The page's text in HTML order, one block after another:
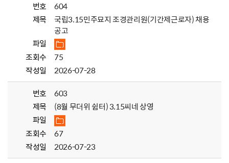
번호
604
제목
국립3.15민주묘지 조경관리원(기간제근로자) 채용
공고
파일
조회수
75
작성일
2026-07-28
번호
603
제목
(8월 무더위 쉼터) 3.15씨네 상영
파일
조회수
67
작성일
2026-07-23